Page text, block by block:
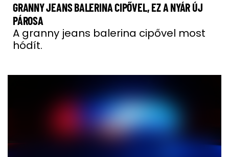
GRANNY JEANS BALERINA CIPŐVEL, EZ A NYÁR ÚJ
PÁROSA
A granny jeans balerina cipővel most
hódít.